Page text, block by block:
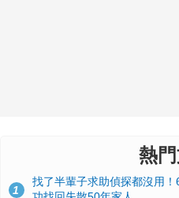
熱
1
找了半輩子求助偵探都沒用